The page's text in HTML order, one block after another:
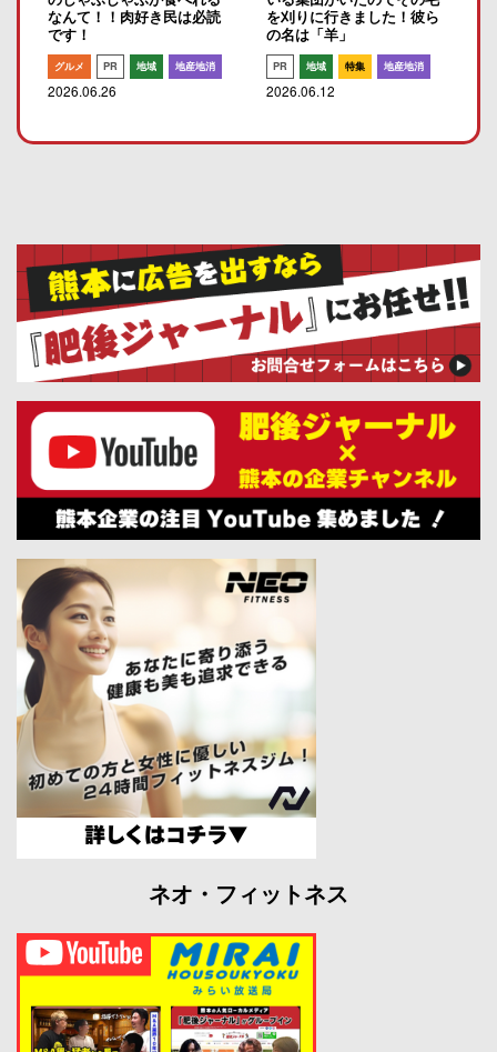
なんて！！肉好き民は必読
です！
グルメ PR 地域 地産地消
2026.06.26
を刈りに行きました！彼ら
の名は「羊」
PR 地域 特集 地産地消
2026.06.12
ネオ・フィットネス